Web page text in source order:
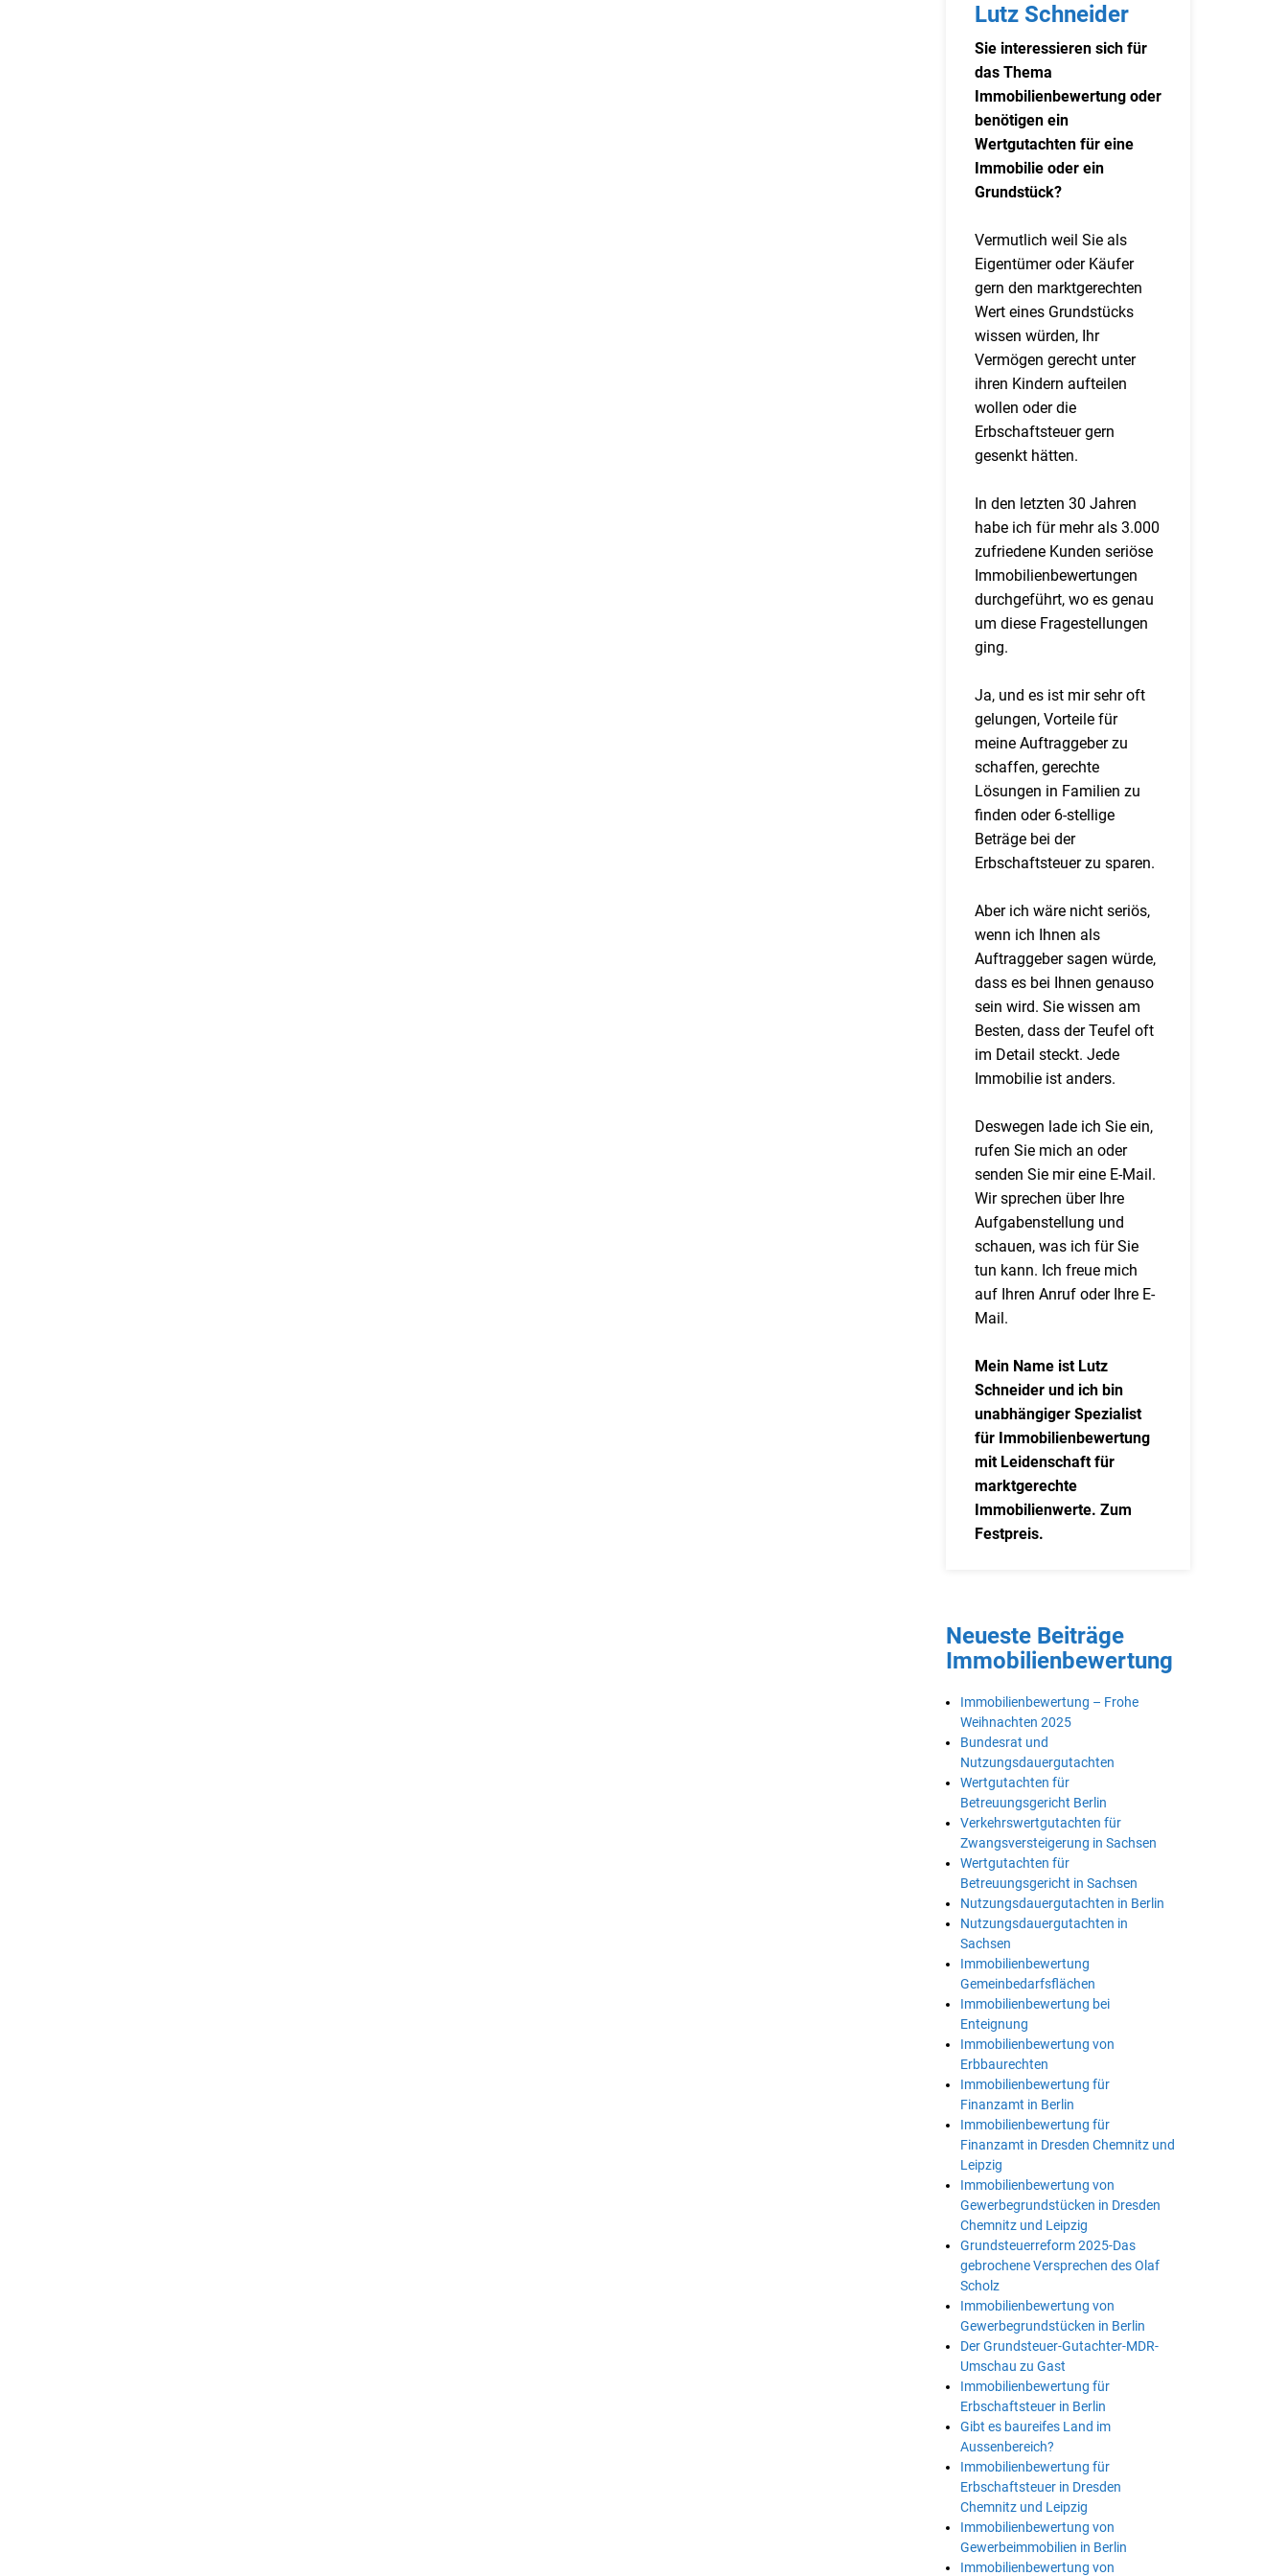
Lutz Schneider
Sie interessieren sich für
das Thema
Immobilienbewertung oder
benötigen ein
Wertgutachten für eine
Immobilie oder ein
Grundstück?
Vermutlich weil Sie als
Eigentümer oder Käufer
gern den marktgerechten
Wert eines Grundstücks
wissen würden, Ihr
Vermögen gerecht unter
ihren Kindern aufteilen
wollen oder die
Erbschaftsteuer gern
gesenkt hätten.
In den letzten 30 Jahren
habe ich für mehr als 3.000
zufriedene Kunden seriöse
Immobilienbewertungen
durchgeführt, wo es genau
um diese Fragestellungen
ging.
Ja, und es ist mir sehr oft
gelungen, Vorteile für
meine Auftraggeber zu
schaffen, gerechte
Lösungen in Familien zu
finden oder 6-stellige
Beträge bei der
Erbschaftsteuer zu sparen.
Aber ich wäre nicht seriös,
wenn ich Ihnen als
Auftraggeber sagen würde,
dass es bei Ihnen genauso
sein wird. Sie wissen am
Besten, dass der Teufel oft
im Detail steckt. Jede
Immobilie ist anders.
Deswegen lade ich Sie ein,
rufen Sie mich an oder
senden Sie mir eine E-Mail.
Wir sprechen über Ihre
Aufgabenstellung und
schauen, was ich für Sie
tun kann. Ich freue mich
auf Ihren Anruf oder Ihre E-
Mail.
Mein Name ist Lutz
Schneider und ich bin
unabhängiger Spezialist
für Immobilienbewertung
mit Leidenschaft für
marktgerechte
Immobilienwerte. Zum
Festpreis.
Neueste Beiträge
Immobilienbewertung
Immobilienbewertung – Frohe
Weihnachten 2025
Bundesrat und
Nutzungsdauergutachten
Wertgutachten für
Betreuungsgericht Berlin
Verkehrswertgutachten für
Zwangsversteigerung in Sachsen
Wertgutachten für
Betreuungsgericht in Sachsen
Nutzungsdauergutachten in Berlin
Nutzungsdauergutachten in
Sachsen
Immobilienbewertung
Gemeinbedarfsflächen
Immobilienbewertung bei
Enteignung
Immobilienbewertung von
Erbbaurechten
Immobilienbewertung für
Finanzamt in Berlin
Immobilienbewertung für
Finanzamt in Dresden Chemnitz und
Leipzig
Immobilienbewertung von
Gewerbegrundstücken in Dresden
Chemnitz und Leipzig
Grundsteuerreform 2025-Das
gebrochene Versprechen des Olaf
Scholz
Immobilienbewertung von
Gewerbegrundstücken in Berlin
Der Grundsteuer-Gutachter-MDR-
Umschau zu Gast
Immobilienbewertung für
Erbschaftsteuer in Berlin
Gibt es baureifes Land im
Aussenbereich?
Immobilienbewertung für
Erbschaftsteuer in Dresden
Chemnitz und Leipzig
Immobilienbewertung von
Gewerbeimmobilien in Berlin
Immobilienbewertung von